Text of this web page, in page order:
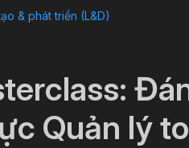
& phát triển (L&D)
Quản lý